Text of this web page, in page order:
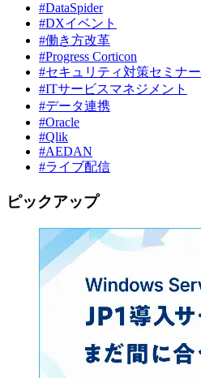
#DataSpider
#DXイベント
#働き方改革
#Progress Corticon
#セキュリティ対策セミナー
#ITサービスマネジメント
#データ連携
#Oracle
#Qlik
#AEDAN
#ライブ配信
ピックアップ